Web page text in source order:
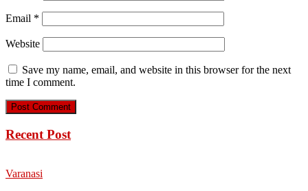
Email *
Website
Save my name, email, and website in this browser for the next
time I comment.
Recent Post
Varanasi